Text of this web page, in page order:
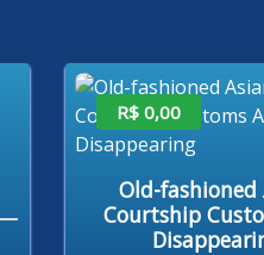
R$ 0,00
Old-fashioned
Courtship